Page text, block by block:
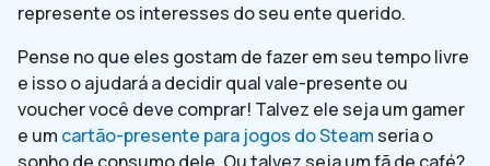
represente os interesses do seu ente querido.
Pense no que eles gostam de fazer em seu tempo livre
e isso o ajudará a decidir qual vale-presente ou
voucher você deve comprar! Talvez ele seja um gamer
e um cartão-presente para jogos do Steam seria o